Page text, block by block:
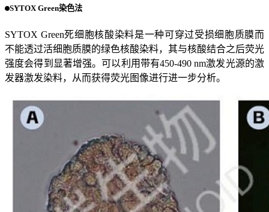
SYTOX Green染色法
SYTOX Green死细胞核酸染料是一种可穿过受损细胞质膜而
不能透过活细胞质膜的绿色核酸染料，其与核酸结合之后荧光
强度会得到显著增强。可以利用带有450-490 nm激发光源的激
发器激发染料，从而获得荧光图像进行进一步分析。